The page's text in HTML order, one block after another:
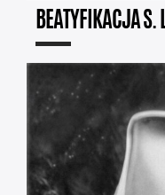
BEATYFIKACJA S.